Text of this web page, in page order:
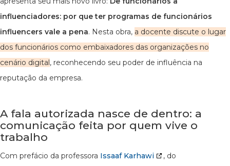
influenciadores: por que ter programas de funcionários
influencers vale a pena. Nesta obra, a docente discute o lugar
dos funcionários como embaixadores das organizações no
cenário digital, reconhecendo seu poder de influência na
reputação da empresa.
A fala autorizada nasce de dentro: a
comunicação feita por quem vive o
trabalho
Com prefácio da professora Issaaf Karhawi
, do